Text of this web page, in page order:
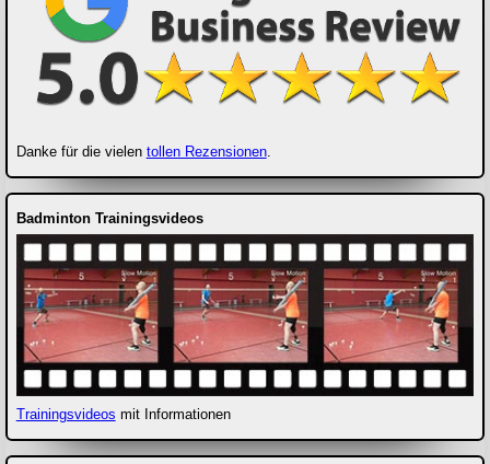
Danke für die vielen tollen Rezensionen.
Badminton Trainingsvideos
Trainingsvideos mit Informationen